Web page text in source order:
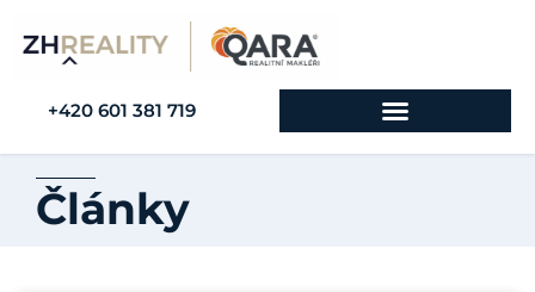
+420 601 381 719
Články